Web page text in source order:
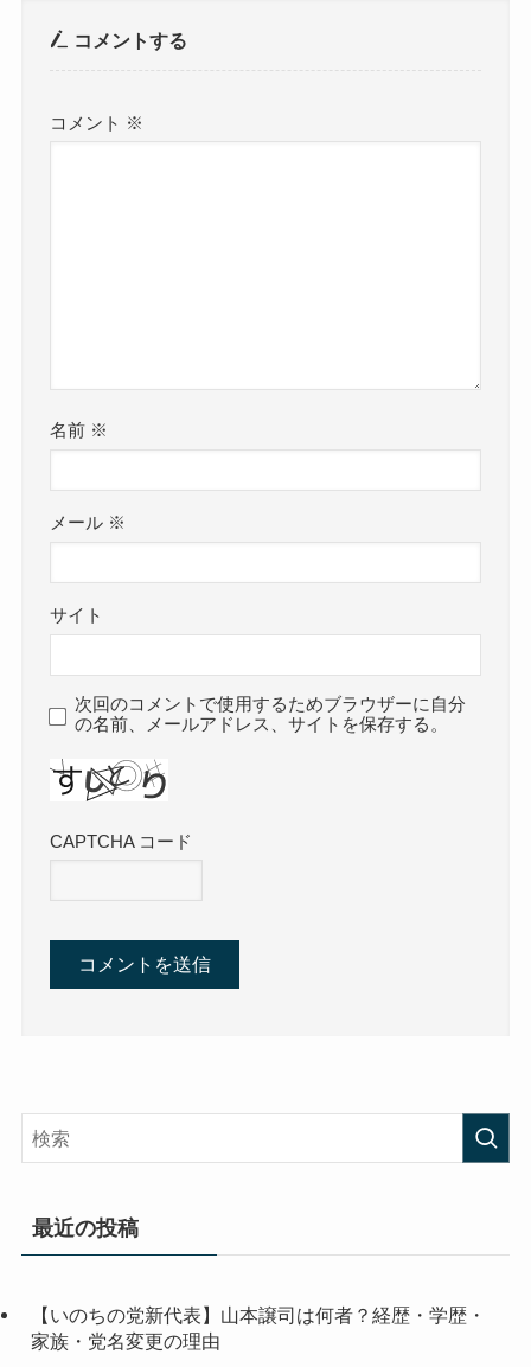
コメントする
コメント ※
名前 ※
メール ※
サイト
次回のコメントで使用するためブラウザーに自分
の名前、メールアドレス、サイトを保存する。
CAPTCHA コード
最近の投稿
【いのちの党新代表】山本譲司は何者？経歴・学歴・
家族・党名変更の理由